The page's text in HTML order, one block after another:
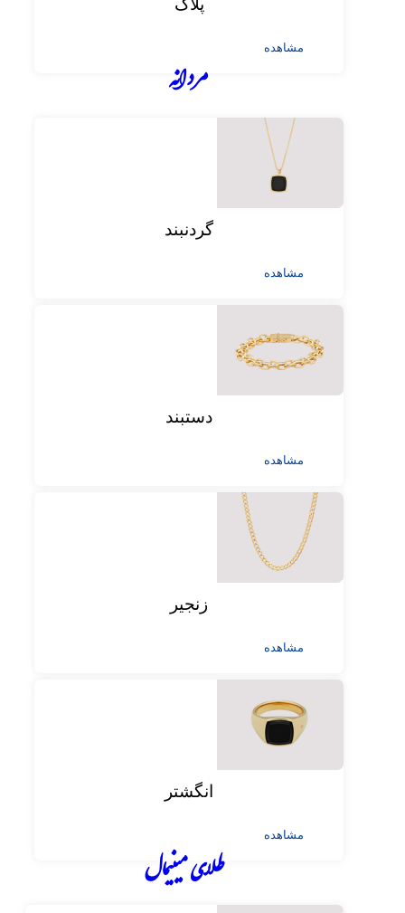
پلاک
مشاهده
مردانه
گردنبند
مشاهده
دستبند
مشاهده
زنجیر
مشاهده
انگشتر
مشاهده
طلای مینیمال